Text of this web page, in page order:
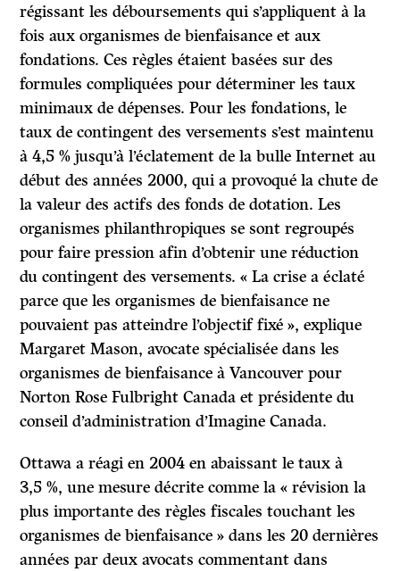
régissant les déboursements qui s’appliquent à la
fois aux organismes de bienfaisance et aux
fondations. Ces règles étaient basées sur des
formules compliquées pour déterminer les taux
minimaux de dépenses. Pour les fondations, le
taux de contingent des versements s’est maintenu
à 4,5 % jusqu’à l’éclatement de la bulle Internet au
début des années 2000, qui a provoqué la chute de
la valeur des actifs des fonds de dotation. Les
organismes philanthropiques se sont regroupés
pour faire pression afin d’obtenir une réduction
du contingent des versements. « La crise a éclaté
parce que les organismes de bienfaisance ne
pouvaient pas atteindre l’objectif fixé », explique
Margaret Mason, avocate spécialisée dans les
organismes de bienfaisance à Vancouver pour
Norton Rose Fulbright Canada et présidente du
conseil d’administration d’Imagine Canada.
Ottawa a réagi en 2004 en abaissant le taux à
3,5 %, une mesure décrite comme la « révision la
plus importante des règles fiscales touchant les
organismes de bienfaisance » dans les 20 dernières
années par deux avocats commentant dans